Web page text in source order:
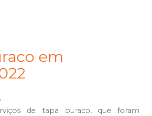
em
de tapa buraco, que foram